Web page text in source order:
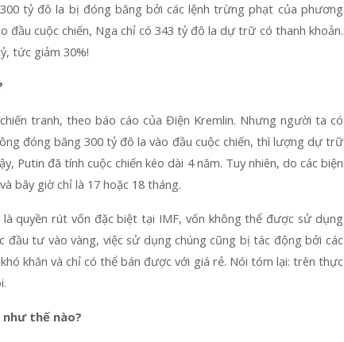
tỷ đô la bị đóng băng bởi các lệnh trừng phạt của phương
đầu cuộc chiến, Nga chỉ có 343 tỷ đô la dự trữ có thanh khoản.
tức giảm 30%!
tranh, theo báo cáo của Điện Kremlin. Nhưng người ta có
đóng băng 300 tỷ đô la vào đầu cuộc chiến, thì lượng dự trữ
Putin đã tính cuộc chiến kéo dài 4 năm. Tuy nhiên, do các biện
bây giờ chỉ là 17 hoặc 18 tháng.
quyền rút vốn đặc biệt tại IMF, vốn không thể được sử dụng
đầu tư vào vàng, việc sử dụng chúng cũng bị tác động bởi các
khăn và chỉ có thể bán được với giá rẻ. Nói tóm lại: trên thực
thế nào?